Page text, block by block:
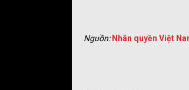
Nguồn: Nhân quyền Việt